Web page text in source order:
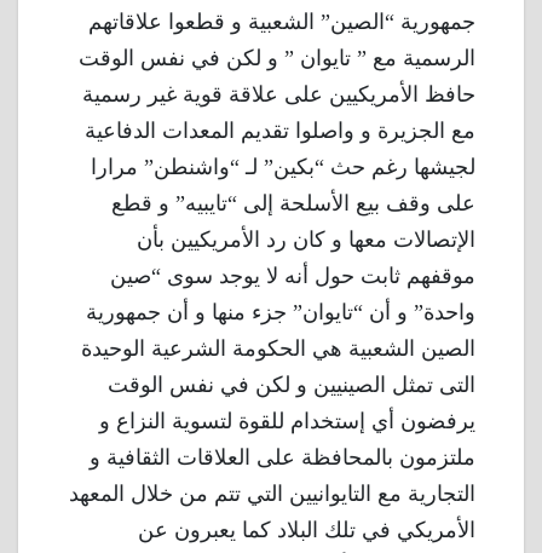
جمهورية “الصين” الشعبية و قطعوا علاقاتهم
الرسمية مع ” تايوان ” و لكن في نفس الوقت
حافظ الأمريكيين على علاقة قوية غير رسمية
مع الجزيرة و واصلوا تقديم المعدات الدفاعية
لجيشها رغم حث “بكين” لـ “واشنطن” مرارا
على وقف بيع الأسلحة إلى “تايبيه” و قطع
الإتصالات معها و كان رد الأمريكيين بأن
موقفهم ثابت حول أنه لا يوجد سوى “صين
واحدة” و أن “تايوان” جزء منها و أن جمهورية
الصين الشعبية هي الحكومة الشرعية الوحيدة
التى تمثل الصينيين و لكن في نفس الوقت
يرفضون أي إستخدام للقوة لتسوية النزاع و
ملتزمون بالمحافظة على العلاقات الثقافية و
التجارية مع التايوانيين التي تتم من خلال المعهد
الأمريكي في تلك البلاد كما يعبرون عن